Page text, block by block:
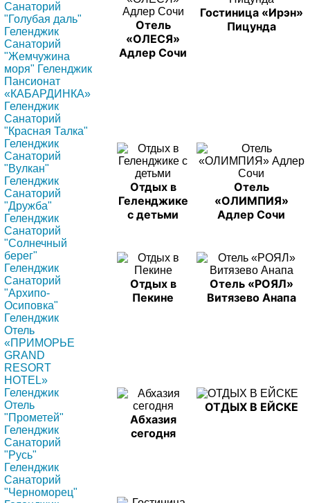
Санаторий
"Голубая даль"
Геленджик
Санаторий
"Жемчужина
моря" Геленджик
Пансионат
«КАБАРДИНКА»
Геленджик
Санаторий
"Красная Талка"
Геленджик
Санаторий
"Вулкан"
Геленджик
Санаторий
"Дружба"
Геленджик
Санаторий
"Солнечный
берег"
Геленджик
Санаторий
"Архипо-
Осиповка"
Геленджик
Отель
«ПРИМОРЬЕ
GRAND
RESORT
HOTEL»
Геленджик
Отель
"Прометей"
Геленджик
Санаторий
"Русь"
Геленджик
Санаторий
"Черноморец"
Отель
«ОЛЕСЯ»
Адлер Сочи
Гостиница «Ирэн»
Пицунда
Отдых в
Геленджике
с детьми
Отель
«ОЛИМПИЯ»
Адлер Сочи
Отдых в
Пекине
Отель «РОЯЛ»
Витязево Анапа
Абхазия
сегодня
ОТДЫХ В ЕЙСКЕ